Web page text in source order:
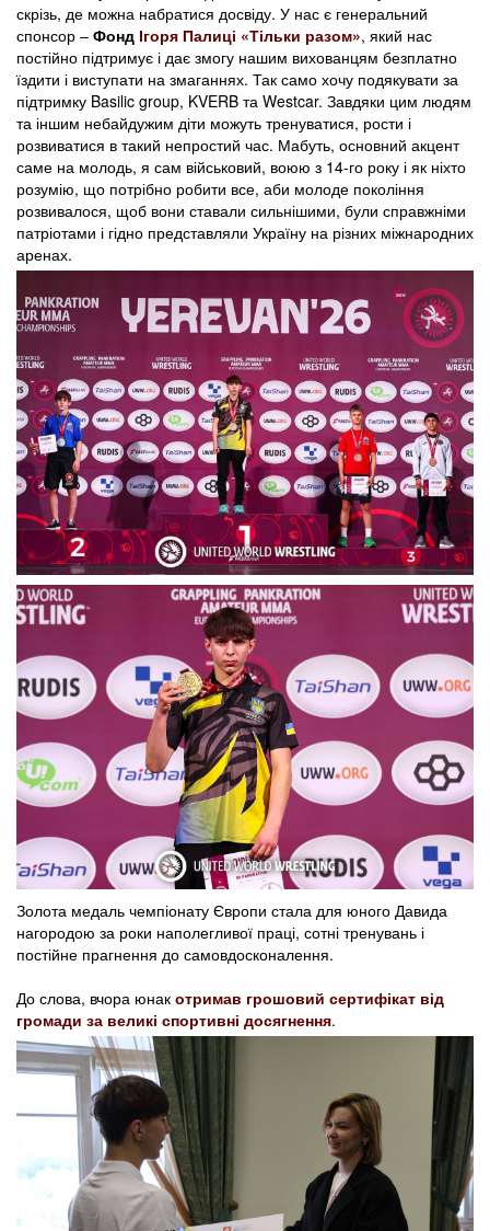
скрізь, де можна набратися досвіду. У нас є генеральний
спонсор – Фонд Ігоря Палиці «Тільки разом», який нас
постійно підтримує і дає змогу нашим вихованцям безплатно
їздити і виступати на змаганнях. Так само хочу подякувати за
підтримку Basilic group, KVERB та Westcar. Завдяки цим людям
та іншим небайдужим діти можуть тренуватися, рости і
розвиватися в такий непростий час. Мабуть, основний акцент
саме на молодь, я сам військовий, воюю з 14-го року і як ніхто
розумію, що потрібно робити все, аби молоде покоління
розвивалося, щоб вони ставали сильнішими, були справжніми
патріотами і гідно представляли Україну на різних міжнародних
аренах.
Золота медаль чемпіонату Європи стала для юного Давида
нагородою за роки наполегливої праці, сотні тренувань і
постійне прагнення до самовдосконалення.
До слова, вчора юнак отримав грошовий сертифікат від
громади за великі спортивні досягнення.